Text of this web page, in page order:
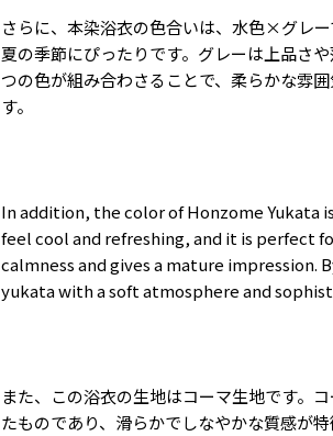
さらに、本染浴衣の色合いは、水色×グレ
夏の季節にぴったりです。グレーは上品さ
つの色が組み合わさることで、柔らかな雰
す。
In addition, the color of Honzome Yukata
feel cool and refreshing, and it is perfect
calmness and gives a mature impression.
yukata with a soft atmosphere and
また、この浴衣の生地はコーマ生地です。
たものであり、滑らかでしなやかな質感が